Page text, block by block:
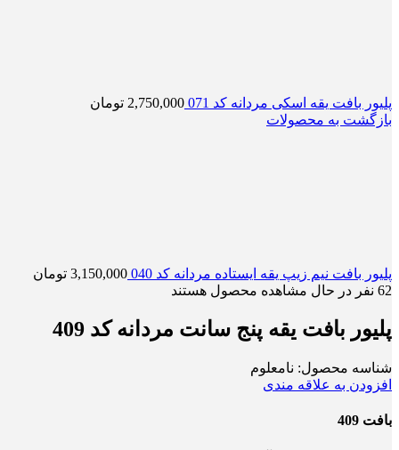
پلیور بافت یقه اسکی مردانه کد 071 2,750,000 تومان
بازگشت به محصولات
پلیور بافت نیم زیپ یقه ایستاده مردانه کد 040 3,150,000 تومان
62 نفر در حال مشاهده محصول هستند
پلیور بافت یقه پنج سانت مردانه کد 409
شناسه محصول: نامعلوم
افزودن به علاقه مندی
بافت 409